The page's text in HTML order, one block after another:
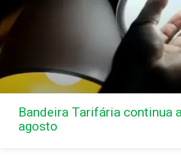
Bandeira Tarifária continua
agosto